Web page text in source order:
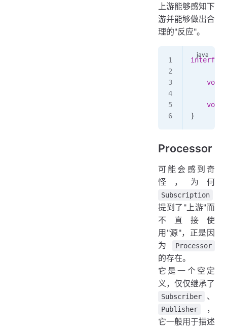
上游能够感知下
游并能够做出合
理的"反应"。
interface
    void
    void
}
Processor
可能会感到奇
怪，为何
Subscription
提到了"上游"而
不直接使
用"源"，正是因
为
Processor
的存在。
它是一个空定
义，仅仅继承了
Subscriber 、
Publisher
，
它一般用于描述